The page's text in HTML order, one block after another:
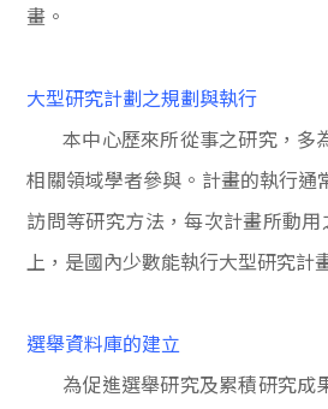
畫。
大型研究計劃之規劃與執行
本中心歷來所從事之研究，多
相關領域學者參與。計畫的執行通
訪問等研究方法，每次計畫所動用
上，是國內少數能執行大型研究計
選舉資料庫的建立
為促進選舉研究及累積研究成